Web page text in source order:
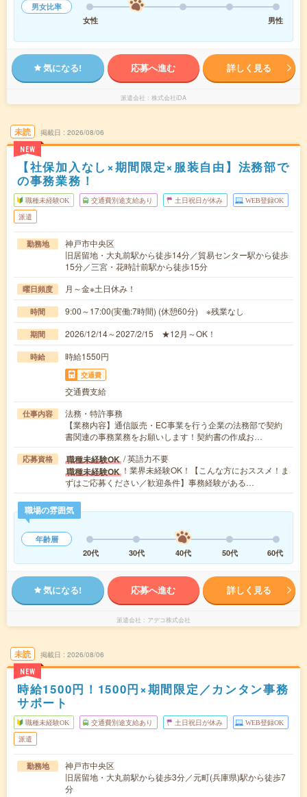
男女比率
女性
男性
気になる! 応募へ進む 詳しく見る
派遣会社 株式会社iDA
未読
NEW
掲載日 2026/08/06
【社保加入なし×期間限定×服装自由】法務部で
の事務業務！
職種未経験OK 交通費別途支給あり 土日祝日が休み WEB登録OK
派遣
勤務地
神戸市中央区
旧居留地・大丸前駅から徒歩14分／貿易センター駅から徒歩
15分／三宮・花時計前駅から徒歩15分
曜日頻度 月～金※土日休み！
時間 9:00～17:00(実働:7時間) (休憩60分) ※残業なし
期間 2026/12/14～2027/2/15 ★12月～OK！
時給 時給1550円
交通費
交通費支給
仕事内容
法務・特許事務
【業務内容】通信販売・EC事業を行う企業の法務部で契約
書関連の事務業務をお願いします！契約書の作成お…
応募資格 職種未経験OK / 英語力不要
職種未経験OK ！業界未経験OK！【こんな方におススメ！ま
ずはご応募ください／歓迎条件】事務経験がある…
職場の雰囲気
年齢層
20代
30代 40代 50代 60代
気になる! 応募へ進む 詳しく見る
派遣会社 アデコ株式会社
未読
NEW
掲載日 2026/08/06
時給1500円！1500円×期間限定／カンタン事務
サポート
職種未経験OK 交通費別途支給あり 土日祝日が休み WEB登録OK
派遣
勤務地
神戸市中央区
旧居留地・大丸前駅から徒歩3分／元町(兵庫県)駅から徒歩7
分